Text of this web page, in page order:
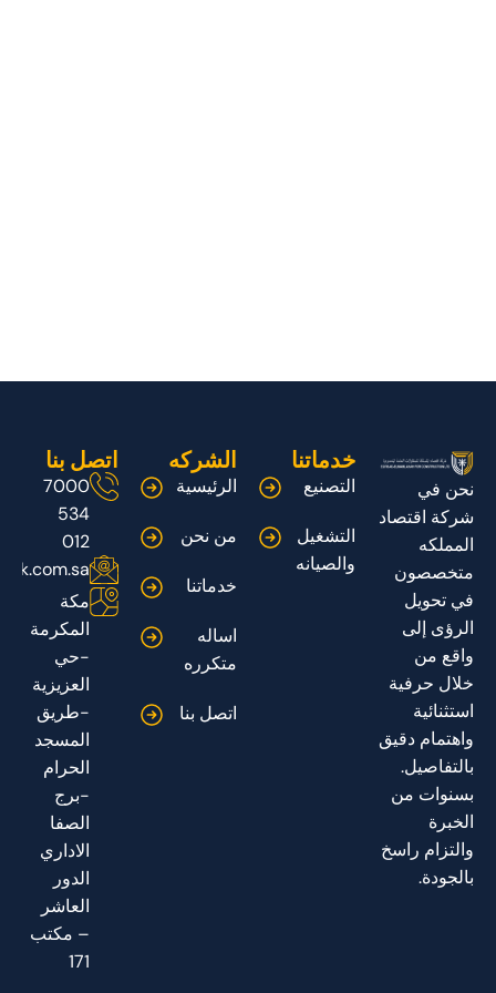
نحن في
شركة اقتصاد
المملكه
متخصصون
في تحويل
الرؤى إلى
واقع من
خلال حرفية
استثنائية
واهتمام دقيق
بالتفاصيل.
بسنوات من
الخبرة
والتزام راسخ
بالجودة.
خدماتنا
التصنيع
التشغيل
والصيانه
الشركه
الرئيسية
من نحن
خدماتنا
اساله
متكرره
اتصل بنا
اتصل بنا
7000
534
012
مكة
المكرمة
-حي
العزيزية
-طريق
المسجد
الحرام
-برج
الصفا
الاداري
الدور
العاشر
– مكتب
171